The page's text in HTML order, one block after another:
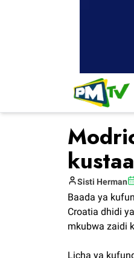
Sisti Herman
Baada ya
Croatia dhidi
mkubwa zaidi
Licha ya